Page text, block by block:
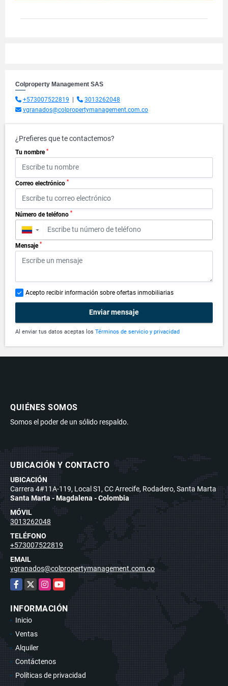
Colproperty Management SAS
+573007522819
3013262048
vgranados@colpropertymanagement.com.co
¿Prefieres que te contactemos?
Tu nombre *
Correo electrónico *
Número de teléfono *
▼
Mensaje *
Acepto recibir información sobre ofertas inmobiliarias
Enviar mensaje
Al enviar tus datos aceptas los Términos de servicio y privacidad
QUIÉNES SOMOS
Somos el poder de un sólido respaldo.
UBICACIÓN Y CONTACTO
UBICACIÓN
Carrera 4#11A-119, Local S1, CC Arrecife, Rodadero, Santa Marta
Santa Marta - Magdalena - Colombia
MÓVIL
3013262048
TELÉFONO
+573007522819
EMAIL
vgranados@colpropertymanagement.com.co
Facebook
X Instagram
YouTube
INFORMACIÓN
Inicio
Ventas
Alquiler
Contáctenos
Políticas de privacidad